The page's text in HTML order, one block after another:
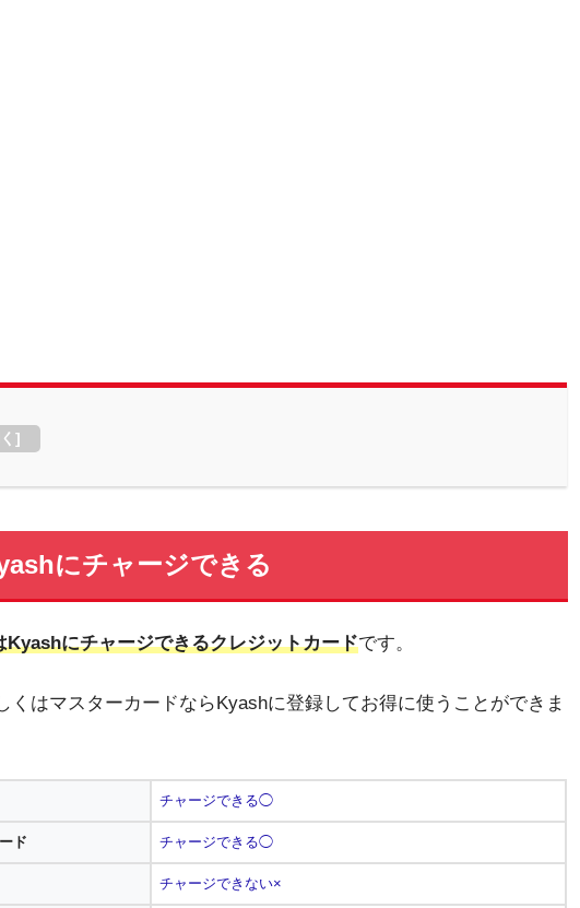
]
にチャージできる
Kyashにチャージできるクレジットカードです。
くはマスターカードならKyashに登録してお得に使うことができま
チャージできる◯
ド チャージできる◯
チャージできない×